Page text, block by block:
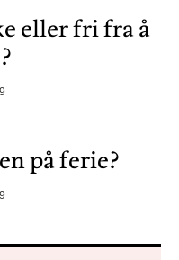
eller fri fra å
på ferie?